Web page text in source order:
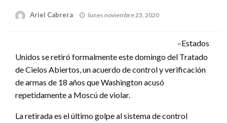
Ariel Cabrera
Publicado
lunes noviembre 23, 2020
–Estados
Unidos se retiró formalmente este domingo del Tratado
de Cielos Abiertos, un acuerdo de control y verificación
de armas de 18 años que Washington acusó
repetidamente a Moscú de violar.
La retirada es el último golpe al sistema de control